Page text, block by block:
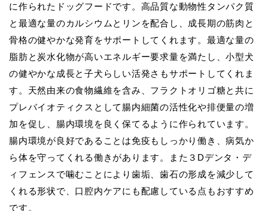
に作られたドッグフードです。高品質な動物性タンパク質
と最適な量のカルシウムとリンを配合し、成長期の筋肉と
骨格の健やかな発育をサポートしてくれます。最適な量の
脂肪と炭水化物が高いエネルギー要求量を満たし、小型犬
の健やかな成長と子犬らしい活発さもサポートしてくれま
す。天然由来の食物繊維を含み、フラクトオリゴ糖と共に
プレバイオティクスとして腸内細菌の活性化や排便量の増
加を促し、腸内環境を良く保てるように作られています。
腸内環境が良好であることは免疫もしっかり働き、病気か
ら体を守ってくれる働きがあります。また３Dデンタ・デ
ィフェンスで噛むことにより歯垢、歯石の形成を減少して
くれる形状で、口腔内ケアにも配慮している点もおすすめ
です。